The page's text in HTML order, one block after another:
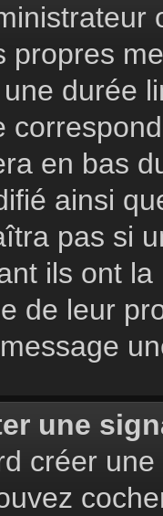
propres
durée
en bas
ainsi
pas si
ils ont
de leur
une
créer